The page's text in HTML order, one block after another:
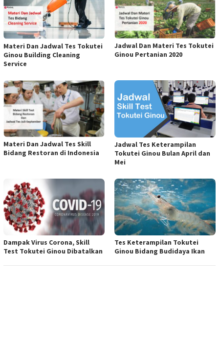
Materi Dan Jadwal Tes Tokutei
Ginou Building Cleaning
Service
Jadwal Dan Materi Tes Tokutei
Ginou Pertanian 2020
Materi Dan Jadwal Tes Skill
Bidang Restoran di Indonesia
Jadwal Tes Keterampilan
Tokutei Ginou Bulan April dan
Mei
Dampak Virus Corona, Skill
Test Tokutei Ginou Dibatalkan
Tes Keterampilan Tokutei
Ginou Bidang Budidaya Ikan